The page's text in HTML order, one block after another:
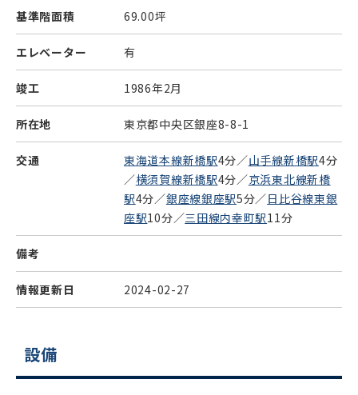
基準階面積 69.00坪
エレベーター 有
竣工 1986年2月
所在地 東京都中央区銀座8-8-1
交通 東海道本線新橋駅4分／山手線新橋駅4分
／横須賀線新橋駅4分／京浜東北線新橋
駅4分／銀座線銀座駅5分／日比谷線東銀
座駅10分／三田線内幸町駅11分
備考
情報更新日 2024-02-27
設備